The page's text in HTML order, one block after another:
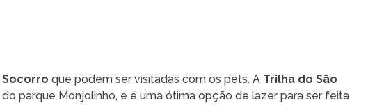
Socorro que podem ser visitadas com os pets. A Trilha do São
parque Monjolinho, e é uma ótima opção de lazer para ser feita